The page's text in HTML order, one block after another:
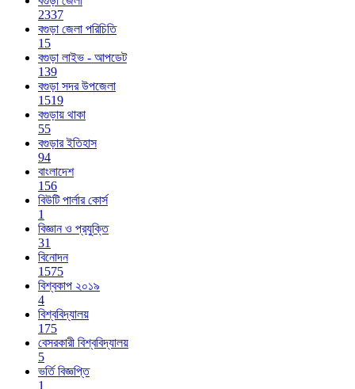
2337
বগুড়া জেলা পরিচিতি
15
বগুড়া লাইভ - আপডেট
139
বগুড়া সদর উপজেলা
1519
বগুড়ায় থাকা
55
বগুড়ার ইতিহাস
94
বাংলাদেশ
156
বিউটি পার্লার কোর্স
1
বিজ্ঞান ও প্রযুক্তি
31
বিনোদন
1575
বিশ্বকাপ ২০১৯
4
বিশ্ববিদ্যালয়
175
বেসরকারী বিশ্ববিদ্যালয়
5
ভর্তি বিজ্ঞপ্তি
1